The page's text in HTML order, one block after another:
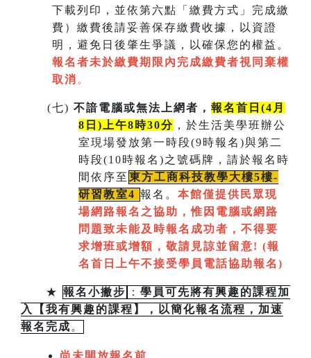
下載列印，並依第六點「繳費方式」完成繳
費）繳費後請妥善保存繳費收據，以資證
明，避免日後肇生爭議，以確保您的權益。
報名者未於繳費期限內完成繳費者視同棄權
取消。
(七) 不諳電腦或無法上網者， 報名首日(4月
8日)上午8時30分 ，於生活美學班辦公
室現場發放第一時段(9時報名)與第二
時段(10時報名)之號碼牌，請於報名時
間依序至 東方工商科技教學大樓5樓-
研習教室4 報名。本館僅提供民眾現
場網路報名之協助，惟因電腦或網路
問題致未能及時報名成功者，不得要
求增班或增額，敬請見諒並留意! (報
名首日上午不接受學員電話協助報名)
★ 報名小撇步 ： 學員可先將有興趣的課程加
入【我有興趣的課程】，以簡化報名流程，加速
報名完成。